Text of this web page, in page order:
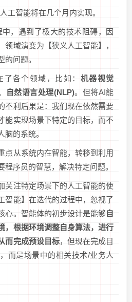
工智能将在几个月内实现。
，遇到了极大的技术阻碍，因
领域演变为【狭义人工智能】，
的问题。
各个领域，比如： 机器视觉
自然语言处理(NLP)。但将AI能
不利后果是：我们现在依然需要
能实现场景下特定的目标，而不
脑的系统。
点从系统内在智能，转移到利用
序员的智慧，解决特定问题。
关注特定场景下的人工智能的使
智能】在迭代的过程中，忽视了
心。智能体的初步设计是能够自
，根据环境调整自身算法，进行
而完成预设目标，但现在完成目
而是场景中的相关技术/业务人